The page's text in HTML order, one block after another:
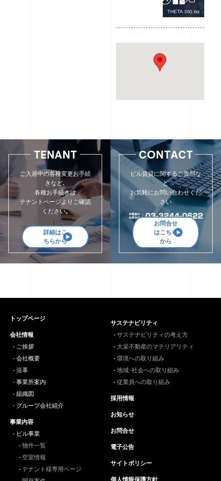
ご入居中の各種変更お手続
きなど､
各種お手続きは
テナントページよりご確認
ください｡
詳細はこ
ちらから
ビル賃貸に関するご質問な
ど
お気軽にお問い合わせくだ
さい
お問合せ
はこちら
から
トップページ
会社情報
ご挨拶
会社概要
沿革
事業所案内
組織図
グループ会社紹介
事業内容
ビル事業
物件一覧
空室情報
テナント様専用ページ
サステナビリティ
サステナビリティの考え方
大栄不動産のマテリアリティ
環境への取り組み
地域･社会への取り組み
従業員への取り組み
採用情報
お知らせ
お問合せ
電子公告
サイトポリシー
個人情報保護方針